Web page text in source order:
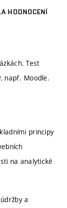
HODNOCENÍ
Test
např. Moodle.
principy
na analytické
a